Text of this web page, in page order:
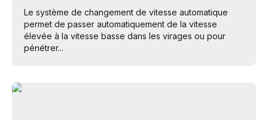
Le système de changement de vitesse automatique
permet de passer automatiquement de la vitesse
élevée à la vitesse basse dans les virages ou pour
pénétrer...